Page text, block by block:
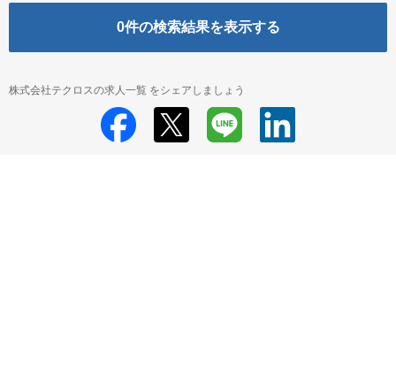
0件の検索結果を表示する
株式会社テクロスの求人一覧 をシェアしましょう